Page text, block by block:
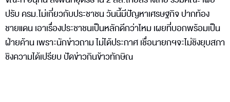
ปรับ ครม.ไม่เกี่ยวกับประชาชน วันนี้มีปัญหาเศรษฐกิจ ปากท้อง
ชายแดน เอาเรื่องประชาชนเป็นหลักดีกว่าไหม เผยที่บอกพร้อมเป็น
ฝ่ายค้าน เพราะนักข่าวถาม ไม่ได้ประกาศ เชื่อนายกฯจะไม่ชิงยุบสภา
ชิงความได้เปรียบ ปัดข่าวกินข้าวทักษิณ